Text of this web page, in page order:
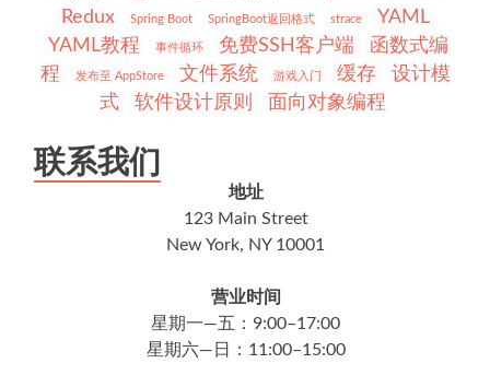
Redux
Spring Boot SpringBoot返回格式 strace
YAML
YAML教程
事件循环 免费SSH客户端
函数式编
程
发布至 AppStore 文件系统 游戏入门 缓存
设计模
式
软件设计原则 面向对象编程
联系我们
地址
123 Main Street
New York, NY 10001
营业时间
星期一—五：9:00–17:00
星期六—日：11:00–15:00